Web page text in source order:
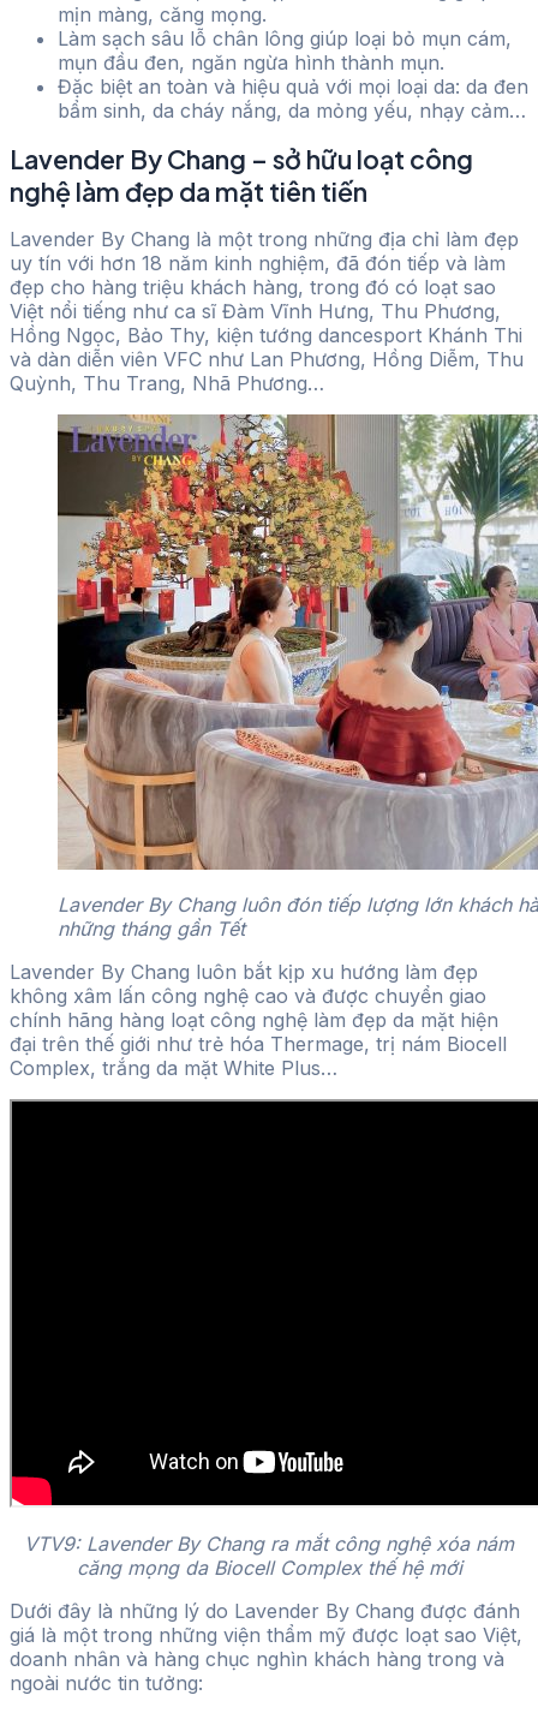
mịn màng, căng mọng.
Làm sạch sâu lỗ chân lông giúp loại bỏ mụn cám,
mụn đầu đen, ngăn ngừa hình thành mụn.
Đặc biệt an toàn và hiệu quả với mọi loại da: da đen
bẩm sinh, da cháy nắng, da mỏng yếu, nhạy cảm…
Lavender By Chang – sở hữu loạt công
nghệ làm đẹp da mặt tiên tiến
Lavender By Chang là một trong những địa chỉ làm đẹp
uy tín với hơn 18 năm kinh nghiệm, đã đón tiếp và làm
đẹp cho hàng triệu khách hàng, trong đó có loạt sao
Việt nổi tiếng như ca sĩ Đàm Vĩnh Hưng, Thu Phương,
Hồng Ngọc, Bảo Thy, kiện tướng dancesport Khánh Thi
và dàn diễn viên VFC như Lan Phương, Hồng Diễm, Thu
Quỳnh, Thu Trang, Nhã Phương…
Lavender By Chang luôn đón tiếp lượng lớn khách
những tháng gần Tết
Lavender By Chang luôn bắt kịp xu hướng làm đẹp
không xâm lấn công nghệ cao và được chuyển giao
chính hãng hàng loạt công nghệ làm đẹp da mặt hiện
đại trên thế giới như trẻ hóa Thermage, trị nám Biocell
Complex, trắng da mặt White Plus…
VTV9: Lavender By Chang ra mắt công nghệ xóa nám
căng mọng da Biocell Complex thế hệ mới
Dưới đây là những lý do Lavender By Chang được đánh
giá là một trong những viện thẩm mỹ được loạt sao Việt,
doanh nhân và hàng chục nghìn khách hàng trong và
ngoài nước tin tưởng: